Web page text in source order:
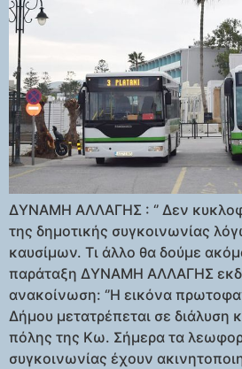
ΔΥΝΑΜΗ ΑΛΛΑΓΗΣ : ‘’ Δεν
της δημοτικής συγκοινωνίας
καυσίμων. Τι άλλο θα δούμε
παράταξη ΔΥΝΑΜΗ ΑΛΛΑΓΗΣ
ανακοίνωση: ‘’Η εικόνα
Δήμου μετατρέπεται σε διάλυση
πόλης της Κω. Σήμερα τα
συγκοινωνίας έχουν